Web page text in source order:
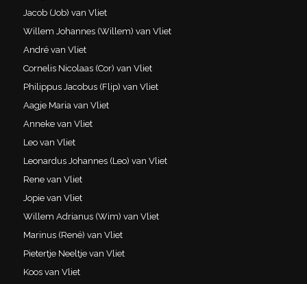
Jacob (Job) van Vliet
Willem Johannes (Willem) van Vliet
André van Vliet
Cornelis Nicolaas (Cor) van Vliet
Philippus Jacobus (Flip) van Vliet
Aagje Maria van Vliet
Anneke van Vliet
Leo van Vliet
Leonardus Johannes (Leo) van Vliet
Rene van Vliet
Jopie van Vliet
Willem Adrianus (Wim) van Vliet
Marinus (René) van Vliet
Pietertje Neeltje van Vliet
Koos van Vliet